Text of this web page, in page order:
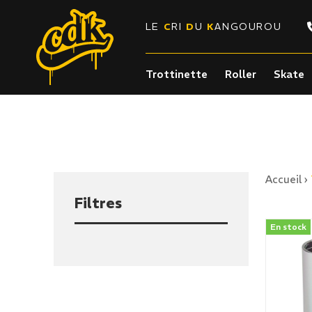
LE CRI DU KANGOUROU
Trottinette Roller Skate
Filtres
Accueil›
En stock